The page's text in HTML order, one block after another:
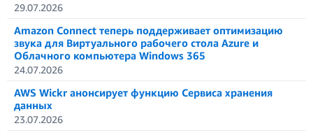
29.07.2026
Amazon Connect теперь поддерживает оптимизацию
звука для Виртуального рабочего стола Azure и
Облачного компьютера Windows 365
24.07.2026
AWS Wickr анонсирует функцию Сервиса хранения
данных
23.07.2026